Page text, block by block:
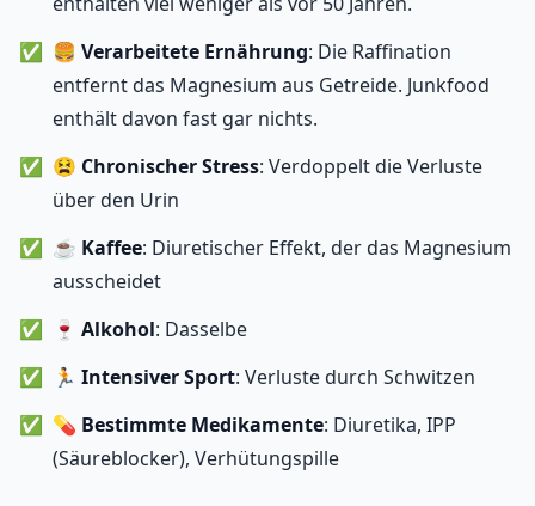
🍔 Verarbeitete Ernährung: Die Raffination
entfernt das Magnesium aus Getreide. Junkfood
enthält davon fast gar nichts.
😫 Chronischer Stress: Verdoppelt die Verluste
über den Urin
☕ Kaffee: Diuretischer Effekt, der das Magnesium
ausscheidet
🍷 Alkohol: Dasselbe
🏃 Intensiver Sport: Verluste durch Schwitzen
💊 Bestimmte Medikamente: Diuretika, IPP
(Säureblocker), Verhütungspille